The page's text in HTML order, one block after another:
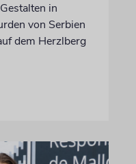
in
von Serbien
dem Herzlberg